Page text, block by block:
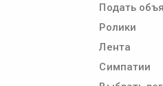
Подать
Ролики
Лента
Симпатии